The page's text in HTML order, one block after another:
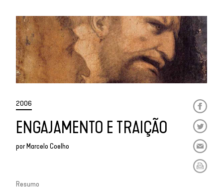
2006
ENGAJAMENTO E TRAIÇÃO
porMarcelo Coelho
Resumo